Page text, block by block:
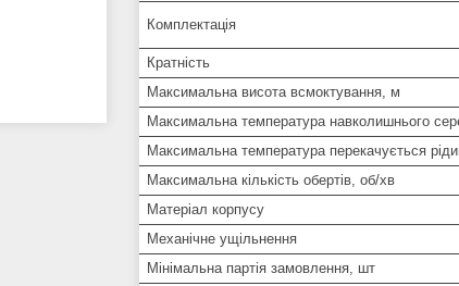
Комплектація
Кратність
Максимальна висота всмоктування, м
Максимальна температура навколишнього
Максимальна температура перекачується
Максимальна кількість обертів, об/хв
Матеріал корпусу
Механічне ущільнення
Мінімальна партія замовлення, шт